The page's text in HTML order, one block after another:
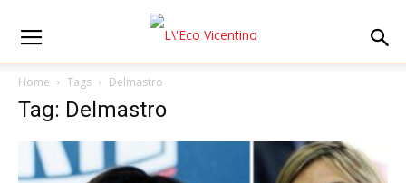
Home Tags Delmastro
Tag: Delmastro